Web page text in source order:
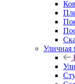
Уличная